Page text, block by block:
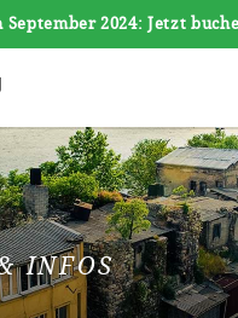
2024: Jetzt buchen ++
INFOS